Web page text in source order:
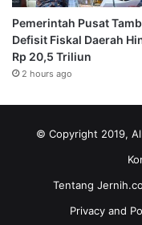
Pemerintah Pusat
Defisit Fiskal Daerah
Rp 20,5 Triliun
2 hours ago
© Copyright 2019,
Tentang Jernih.co
Privacy and